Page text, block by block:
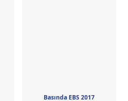
Basında EBS 2017